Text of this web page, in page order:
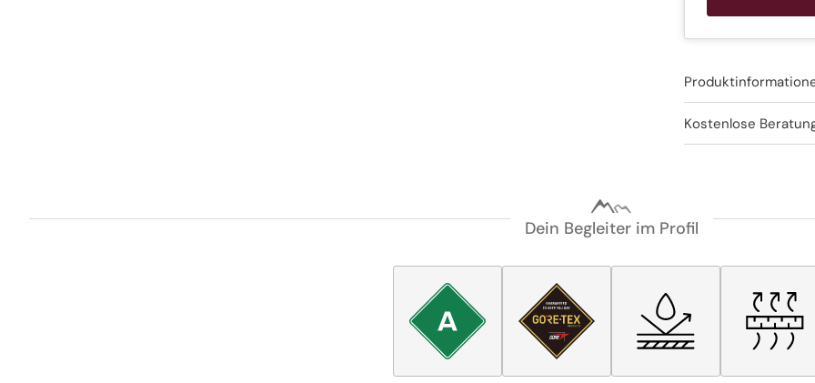
Kostenlose
Dein Begleiter im Profil